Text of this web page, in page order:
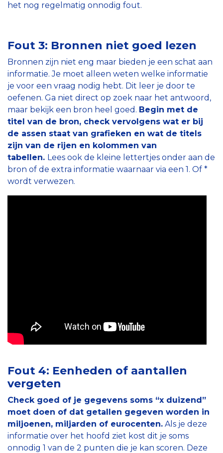
het nog regelmatig onnodig fout.
Fout 3: Bronnen niet goed lezen
Bronnen zijn niet eng maar bieden je een schat aan
informatie. Je moet alleen weten welke informatie
je voor een vraag nodig hebt. Dit leer je door te
oefenen. Ga niet direct op zoek naar het antwoord,
maar bekijk een bron heel goed. Begin met de
titel van de bron, check vervolgens wat er bij
de assen staat van grafieken en wat de titels
zijn van de rijen en kolommen van
tabellen. Lees ook de kleine lettertjes onder aan de
bron of de extra informatie waarnaar via een 1. Of *
wordt verwezen.
Fout 4: Eenheden of aantallen
vergeten
Check goed of je gegevens soms “x duizend”
moet doen of dat getallen gegeven worden in
miljoenen, miljarden of eurocenten. Als je deze
informatie over het hoofd ziet kost dit je soms
onnodig 1 van de 2 punten die je kan scoren. Deze